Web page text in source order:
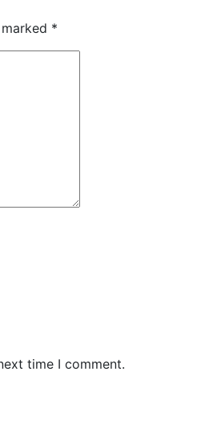
*
time I comment.